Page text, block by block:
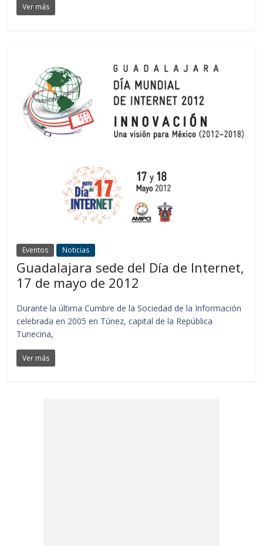
Ver más
Eventos Noticias
Guadalajara sede del Día de Internet,
17 de mayo de 2012
Durante la última Cumbre de la Sociedad de la Información
celebrada en 2005 en Túnez, capital de la República
Tunecina,
Ver más